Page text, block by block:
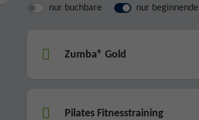
nur buchbare nur beginnende
Zumba® Gold
Pilates Fitnesstraining